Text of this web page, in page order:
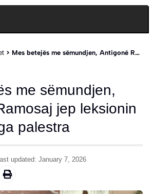
> Mes betejës me sëmundjen, Antigonë Ramosaj jep leksionin e forcës nga palestra
me sëmundjen,
jep leksionin
palestra
updated: January 7, 2026